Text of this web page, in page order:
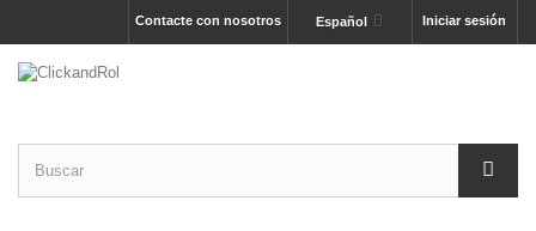
Iniciar sesión
Español
Contacte con nosotros